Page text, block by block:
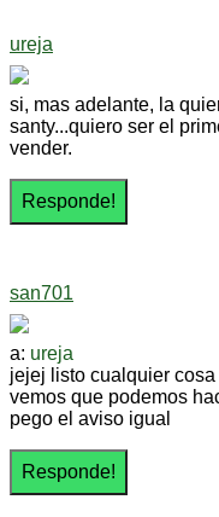
ureja
si, mas adelante, la
santy...quiero ser el
vender.
san701
a: ureja
jejej listo cualquier
vemos que podemos
pego el aviso igual